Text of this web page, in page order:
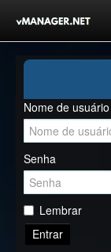
Competições
Comunidade
Notícias
Clubes Livres
Nome de usuário
Senha
Lembrar
Entrar